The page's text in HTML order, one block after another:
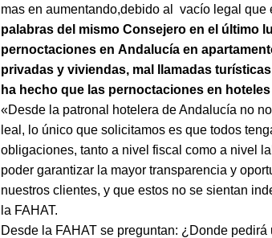
mas en aumentando,debido al vacío legal que
palabras del mismo Consejero en el último
pernoctaciones en Andalucía en
privadas y viviendas, mal llamadas
ha hecho que las pernoctaciones en
«Desde la patronal hotelera de Andalucía no
leal, lo único que solicitamos es que todos
obligaciones, tanto a nivel fiscal como a nivel
poder garantizar la mayor transparencia y
nuestros clientes, y que estos no se sientan
la FAHAT.
Desde la FAHAT se preguntan: ¿Donde